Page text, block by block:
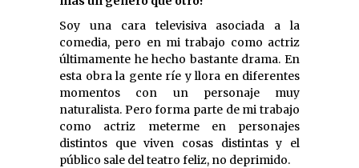
Soy una cara televisiva asociada a la
comedia, pero en mi trabajo como actriz
últimamente he hecho bastante drama. En
esta obra la gente ríe y llora en diferentes
momentos con un personaje muy
naturalista. Pero forma parte de mi trabajo
como actriz meterme en personajes
distintos que viven cosas distintas y el
público sale del teatro feliz, no deprimido.